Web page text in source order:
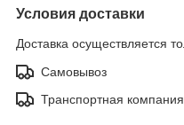
Условия доставки
Доставка осуществляется
Самовывоз
Транспортная